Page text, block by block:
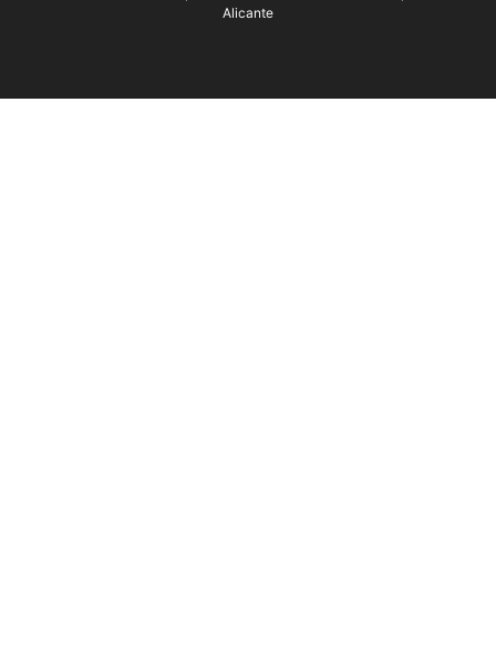
Alicante